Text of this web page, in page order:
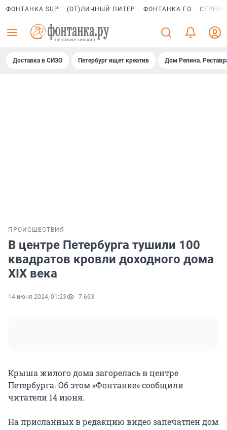
ФОНТАНКА SUP (ОТ)ЛИЧНЫЙ ПИТЕР ФОНТАНКА ГО
Доставка в СИЗО Петербург ищет креатив Дом Репина.
ПРОИСШЕСТВИЯ
В центре Петербурга тушили 100
квадратов кровли доходного дома
XIX века
14 июня 2024, 01:23 7 693
Крыша жилого дома загорелась в центре
Петербурга. Об этом «Фонтанке» сообщили
читатели 14 июня.
На присланных в редакцию видео запечатлен дом